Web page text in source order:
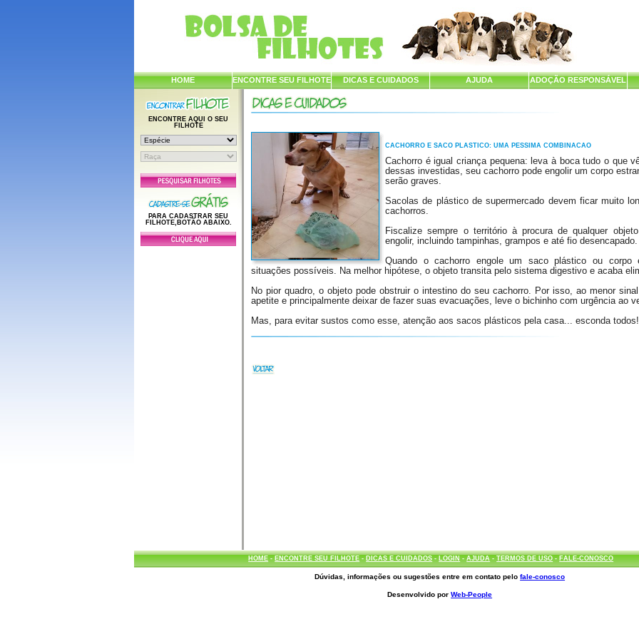
HOME ENCONTRE SEU FILHOTE DICAS E CUIDADOS AJUDA ADOÇÃO RESPONSÁVEL
ENCONTRE AQUI O SEU
FILHOTE
PARA CADASTRAR SEU
FILHOTE,BOTÃO ABAIXO.
CACHORRO E SACO PLASTICO: UMA PESSIMA COMBINACAO
Cachorro é igual criança pequena: leva à boca tudo o que
dessas investidas, seu cachorro pode engolir um corpo
serão graves.
Sacolas de plástico de supermercado devem ficar muito
cachorros.
Fiscalize sempre o território à procura de qualquer
engolir, incluindo tampinhas, grampos e até fio desencapado.
Quando o cachorro engole um saco plástico ou corpo
situações possíveis. Na melhor hipótese, o objeto transita pelo sistema digestivo e acaba
No pior quadro, o objeto pode obstruir o intestino do seu cachorro. Por isso, ao menor
apetite e principalmente deixar de fazer suas evacuações, leve o bichinho com urgência ao
Mas, para evitar sustos como esse, atenção aos sacos plásticos pela casa... esconda todos!
HOME- ENCONTRE SEU FILHOTE- DICAS E CUIDADOS- LOGIN-AJUDA-TERMOS DE USO- FALE-CONOSCO
Dúvidas, informações ou sugestões entre em contato pelofale-conosco
Desenvolvido porWeb-People